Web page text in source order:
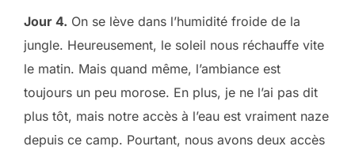
Jour 4. On se lève dans l’humidité froide de la
jungle. Heureusement, le soleil nous réchauffe vite
le matin. Mais quand même, l’ambiance est
toujours un peu morose. En plus, je ne l’ai pas dit
plus tôt, mais notre accès à l’eau est vraiment naze
depuis ce camp. Pourtant, nous avons deux accès